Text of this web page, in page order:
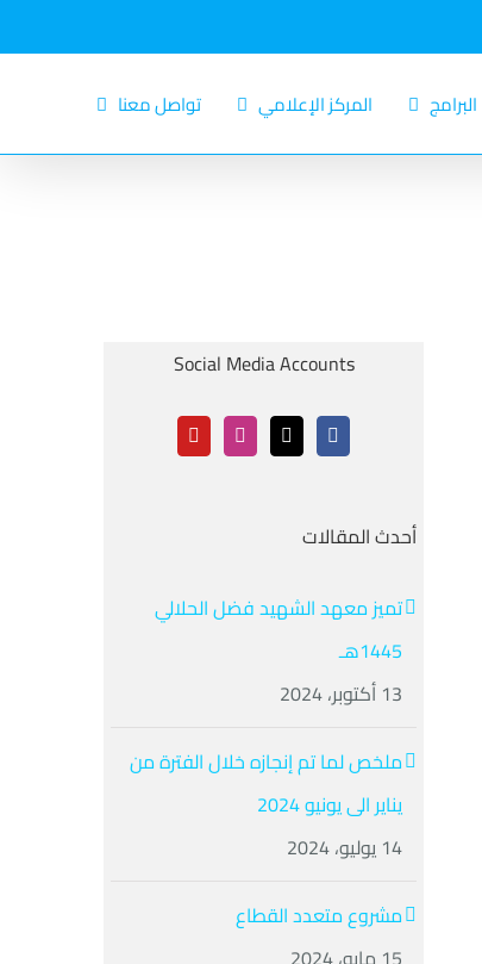
البرامج المركز الإعلامي تواصل معنا
Social Media Accounts
أحدث المقالات
تميز معهد الشهيد فضل الحلالي
1445هـ
13 أكتوبر، 2024
ملخص لما تم إنجازه خلال الفترة من
يناير الى يونيو 2024
14 يوليو، 2024
مشروع متعدد القطاع